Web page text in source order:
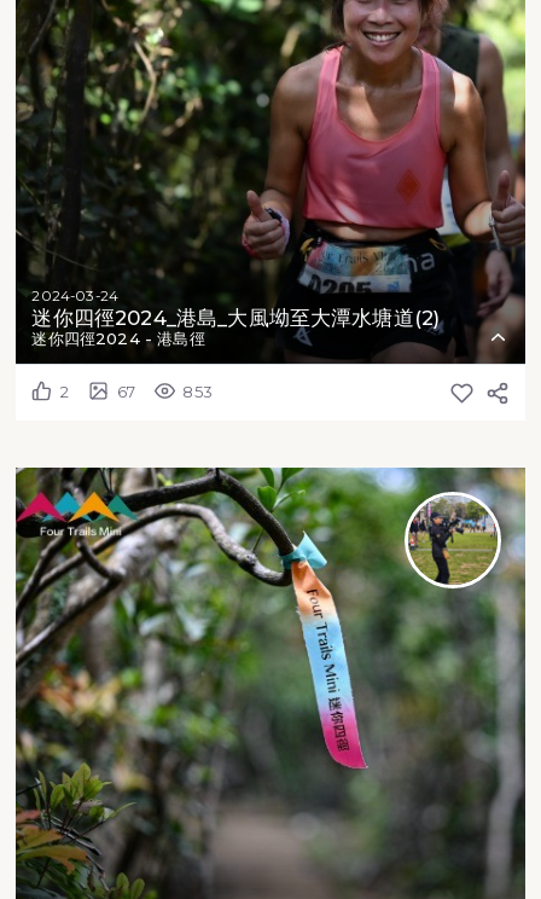
2024-03-24
迷你四徑2024_港島_大風坳至大潭水塘道(2)
迷你四徑2024 - 港島徑
2 67 853